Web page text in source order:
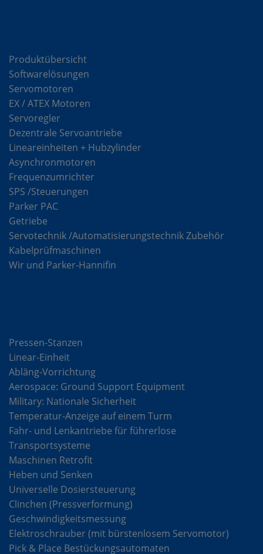
Produktübersicht
Softwarelösungen
Servomotoren
EX / ATEX Motoren
Servoregler
Dezentrale Servoantriebe
Lineareinheiten + Hubzylinder
Asynchronmotoren
Frequenzumrichter
SPS /Steuerungen
Parker PAC
Getriebe
Servotechnik /Automatisierungstechnik Zubehör
Kabelprüfmaschinen
Wir und Parker-Hannifin
Pressen-Stanzen
Linear-Einheit
Abläng-Vorrichtung
Aerospace: Ground Support Equipment
Military: Nationale Sicherheit
Temperatur-Anzeige auf einem Turm
Fahr- und Lenkantriebe für führerlose
Transportsysteme
Maschinen Retrofit
Heben und Senken
Universelle Dosiersteuerung
Clinchen (Pressverformung)
Geschwindigkeitsmessung
Elektroschrauber (mit bürstenlosem Servomotor)
Pick & Place Bestückungsautomaten